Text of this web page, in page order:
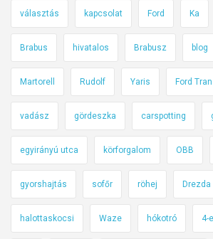
e
z
e
t
e
s
e
t
a
z
-
s
o
t
o
n
a
ö
b
b
s
választás kapcsolat Ford Ka
Brabus hivatalos Brabusz blog
Martorell Rudolf Yaris Ford
vadász gördeszka carspotting
egyirányú utca körforgalom OBB
gyorshajtás sofőr röhej Drezda
halottaskocsi Waze hókotró 4-